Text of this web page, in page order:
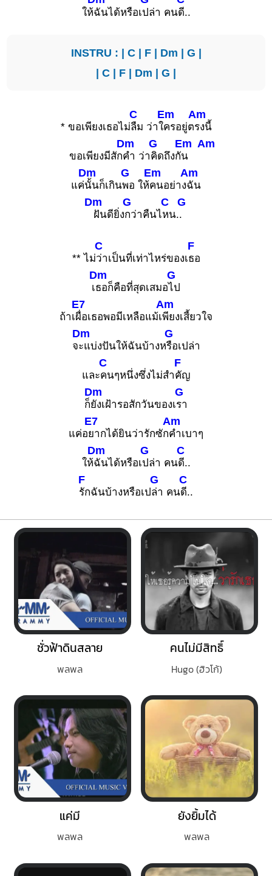
ให้ฉันได้หรือเปล่า คนดี..
INSTRU : | C| F| Dm | G |
| C | F | Dm | G |
* ขอเพียงเธอไม่
C
ลืม ว่าใ
Em
ครอยู่ต
Am
รงนี้
ขอเพียงมีสัก
Dm
คำ ว่า
G
คิดถึงกั
Em
น
Am
แค่
Dm
นั้นก็เกิน
G
พอ ให้
Em
คนอย่าง
Am
ฉัน
Dm
ฝันดียิ่ง
G
กว่าคืนไ
C
หน.
G
.
** ไม่
C
ว่าเป็นที่เท่าไหร่ของเ
F
ธอ
เ
Dm
ธอก็คือที่สุดเสมอ
G
ไป
ถ้าเ
E7
ผื่อเธอพอมีเหลือแม้เ
Am
พียงเสี้ยวใจ
จ
Dm
ะแบ่งปันให้ฉันบ้างห
G
รือเปล่า
และ
C
คนๆหนึ่งซึ่งไม่สำ
F
คัญ
ก็
Dm
ยังเฝ้ารอสักวันของเ
G
รา
แค่อ
E7
ยากได้ยินว่ารักซัก
Am
คำเบาๆ
ให้
Dm
ฉันได้หรือเ
G
ปล่า คน
C
ดี..
F
รักฉันบ้างหรือเป
G
ล่า คน
C
ดี..
ชั่วฟ้าดินสลาย
พลพล
คนไม่มีสิทธิ์
Hugo (ฮิวโก้)
แค่มี
พลพล
ยังยิ้มได้
พลพล